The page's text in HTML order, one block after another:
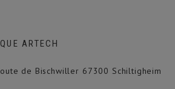
ARTECH
de Bischwiller 67300 Schiltigheim